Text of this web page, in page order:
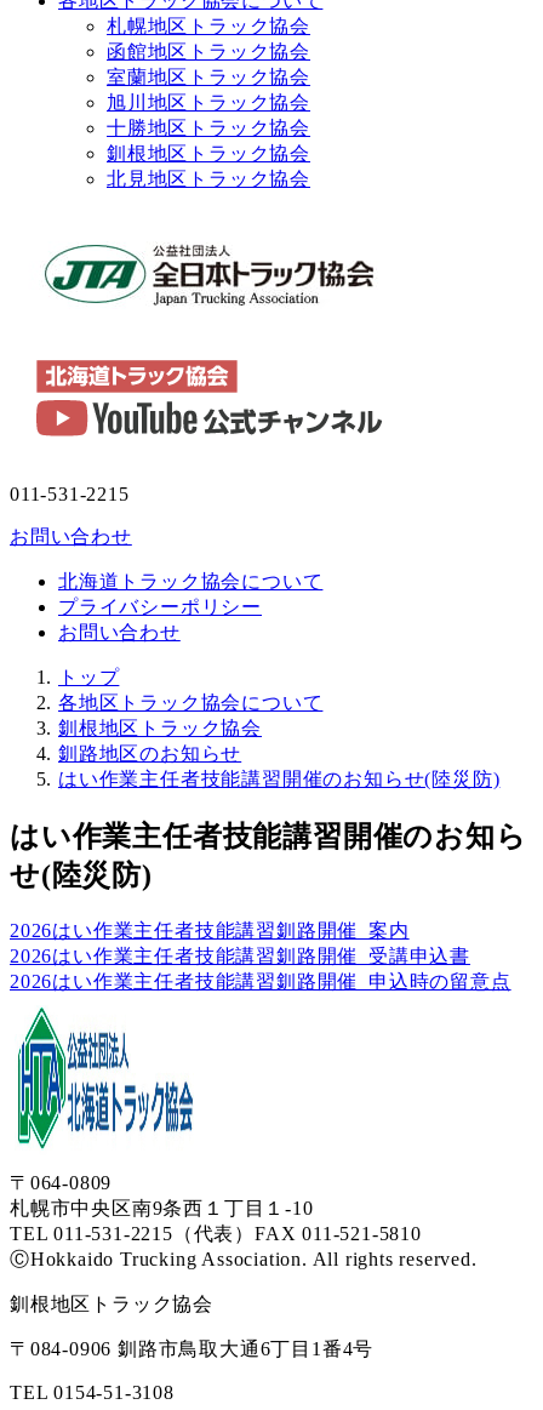
札幌地区トラック協会
函館地区トラック協会
室蘭地区トラック協会
旭川地区トラック協会
十勝地区トラック協会
釧根地区トラック協会
北見地区トラック協会
011-531-2215
お問い合わせ
北海道トラック協会について
プライバシーポリシー
お問い合わせ
トップ
各地区トラック協会について
釧根地区トラック協会
釧路地区のお知らせ
はい作業主任者技能講習開催のお知らせ(陸災防)
はい作業主任者技能講習開催のお知ら
せ(陸災防)
2026はい作業主任者技能講習釧路開催_案内
2026はい作業主任者技能講習釧路開催_受講申込書
2026はい作業主任者技能講習釧路開催_申込時の留意点
〒064-0809
札幌市中央区南9条西１丁目１-10
TEL 011-531-2215（代表）FAX 011-521-5810
ⒸHokkaido Trucking Association. All rights reserved.
釧根地区トラック協会
〒084-0906 釧路市鳥取大通6丁目1番4号
TEL 0154-51-3108